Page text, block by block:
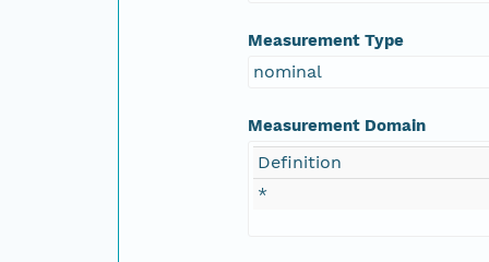
Measurement Type
nominal
Measurement Domain
Definition
*